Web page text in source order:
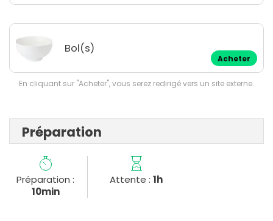
Bol(s)
Acheter
En cliquant sur "Acheter", vous serez redirigé vers un site externe.
Préparation
Préparation :
10min
Attente :1h